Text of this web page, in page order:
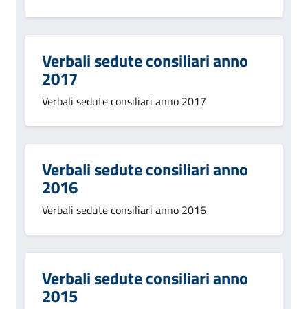
Verbali sedute consiliari anno
2017
Verbali sedute consiliari anno 2017
Verbali sedute consiliari anno
2016
Verbali sedute consiliari anno 2016
Verbali sedute consiliari anno
2015